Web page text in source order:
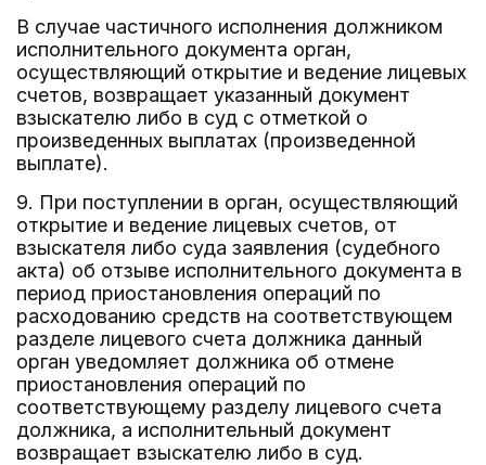
В случае частичного исполнения должником
исполнительного документа орган,
осуществляющий открытие и ведение лицевых
счетов, возвращает указанный документ
взыскателю либо в суд с отметкой о
произведенных выплатах (произведенной
выплате).
9. При поступлении в орган, осуществляющий
открытие и ведение лицевых счетов, от
взыскателя либо суда заявления (судебного
акта) об отзыве исполнительного документа в
период приостановления операций по
расходованию средств на соответствующем
разделе лицевого счета должника данный
орган уведомляет должника об отмене
приостановления операций по
соответствующему разделу лицевого счета
должника, а исполнительный документ
возвращает взыскателю либо в суд.